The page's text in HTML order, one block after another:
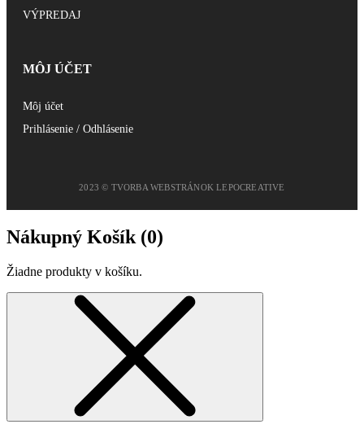
VÝPREDAJ
MÔJ ÚČET
Môj účet
Prihlásenie / Odhlásenie
2023 © TVORBA WEBSTRÁNOK LEPOCREATIVE
Nákupný Košík (0)
Žiadne produkty v košíku.